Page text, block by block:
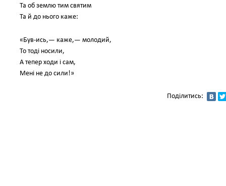
Та об землю тим святим
Та й до нього каже:
«Був-ись,— каже,— молодий,
То тоді носили,
А тепер ходи і сам,
Мені не до сили!»
Поділитись: